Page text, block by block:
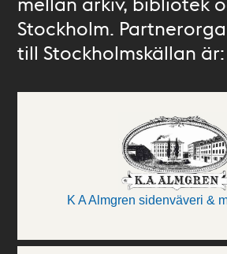
Stockholm.
till Stockholmskällan är:
K A Almgren sidenväveri &